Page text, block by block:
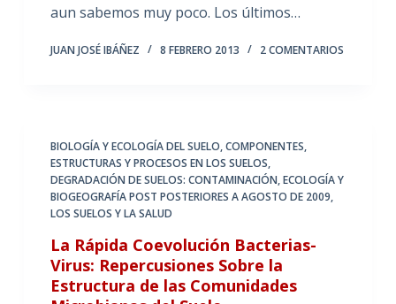
aun sabemos muy poco. Los últimos…
JUAN JOSÉ IBÁÑEZ 8 FEBRERO 2013 2 COMENTARIOS
BIOLOGÍA Y ECOLOGÍA DEL SUELO,COMPONENTES,
ESTRUCTURAS Y PROCESOS EN LOS SUELOS,
DEGRADACIÓN DE SUELOS: CONTAMINACIÓN,ECOLOGÍA Y
BIOGEOGRAFÍA POST POSTERIORES A AGOSTO DE 2009,
LOS SUELOS Y LA SALUD
La Rápida Coevolución Bacterias-
Virus: Repercusiones Sobre la
Estructura de las Comunidades